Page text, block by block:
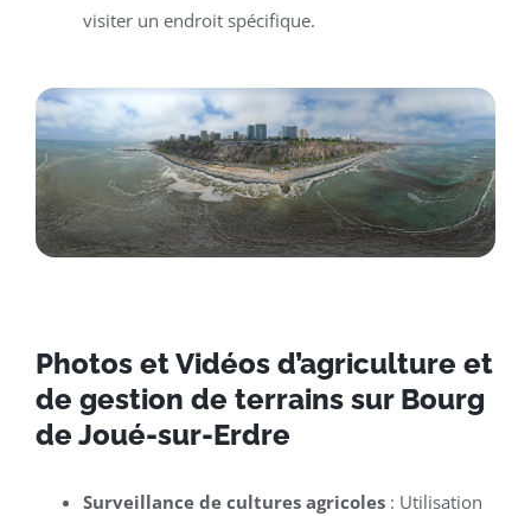
visiter un endroit spécifique.
Photos et Vidéos d’agriculture et
de gestion de terrains sur Bourg
de Joué-sur-Erdre
Surveillance de cultures agricoles: Utilisation